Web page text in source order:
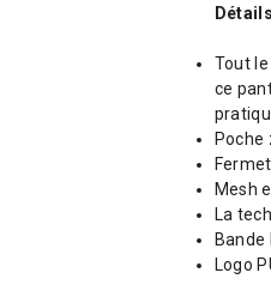
Tout
ce
Poche
Mesh
La
Bande
Logo